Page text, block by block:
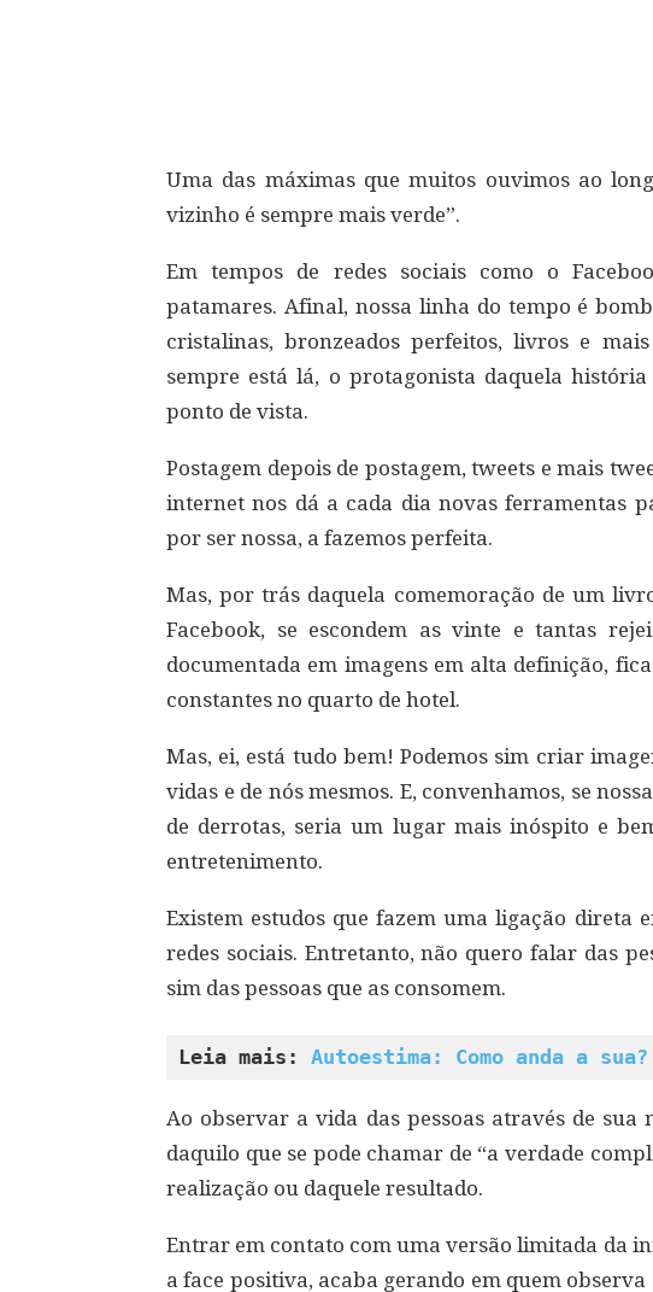
Uma das máximas que muitos ouvimos ao
vizinho é sempre mais verde”.
Em tempos de redes sociais como o
patamares. Afinal, nossa linha do tempo é
cristalinas, bronzeados perfeitos, livros e
sempre está lá, o protagonista daquela
ponto de vista.
Postagem depois de postagem, tweets e mais
internet nos dá a cada dia novas ferramentas
por ser nossa, a fazemos perfeita.
Mas, por trás daquela comemoração de um
Facebook, se escondem as vinte e tantas
documentada em imagens em alta definição,
constantes no quarto de hotel.
Mas, ei, está tudo bem! Podemos sim criar
vidas e de nós mesmos. E, convenhamos, se
de derrotas, seria um lugar mais inóspito e
entretenimento.
Existem estudos que fazem uma ligação direta
redes sociais. Entretanto, não quero falar das
sim das pessoas que as consomem.
Leia mais: Autoestima: Como anda a sua?
Ao observar a vida das pessoas através de
daquilo que se pode chamar de “a verdade
realização ou daquele resultado.
Entrar em contato com uma versão limitada da
a face positiva, acaba gerando em quem